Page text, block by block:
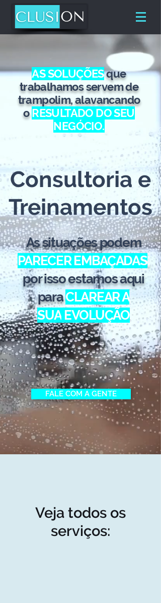
AS SOLUÇÕESque
trabalhamos servem de
trampolim,alavancando
oRESULTADO DO SEU
NEGÓCIO.
Consultoria e
Treinamentos
As situações podem
PARECER EMBAÇADAS,
por isso estamos aqui
paraCLAREAR A
SUA EVOLUÇÃO
FALE COM A GENTE
Veja todos os
serviços: